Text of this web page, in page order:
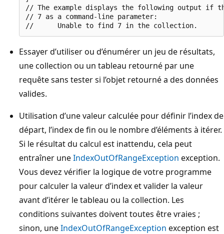
// The example displays the following output if
// 7 as a command-line parameter:
Essayer d’utiliser ou d’énumérer un jeu de résultats,
une collection ou un tableau retourné par une
requête sans tester si l’objet retourné a des données
valides.
Utilisation d’une valeur calculée pour définir l’index de
départ, l’index de fin ou le nombre d’éléments à itérer.
Si le résultat du calcul est inattendu, cela peut
entraîner uneIndexOutOfRangeException exception.
Vous devez vérifier la logique de votre programme
pour calculer la valeur d’index et valider la valeur
avant d’itérer le tableau ou la collection. Les
conditions suivantes doivent toutes être vraies ;
sinon, uneIndexOutOfRangeException exception est